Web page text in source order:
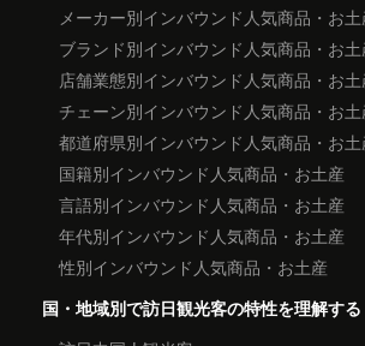
メーカー別インバウンド人気商品・お
ブランド別インバウンド人気商品・お
店舗業態別インバウンド人気商品・お
チェーン別インバウンド人気商品・お
都道府県別インバウンド人気商品・お
国籍別インバウンド人気商品・お土産
言語別インバウンド人気商品・お土産
年代別インバウンド人気商品・お土産
性別インバウンド人気商品・お土産
国・地域別で訪日観光客の特性を理解する